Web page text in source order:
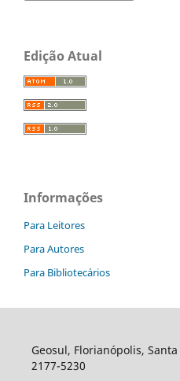
Edição Atual
Informações
Para Leitores
Para Autores
Para Bibliotecários
Geosul, Florianópolis,
2177-5230